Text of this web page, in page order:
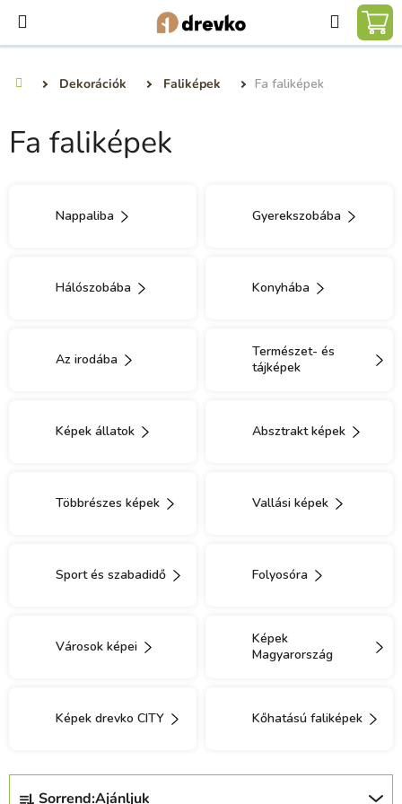
fő
Dekorációk Faliképek Fa faliképek
Fa faliképek
Nappaliba Gyerekszobába
Hálószobába Konyhába
Az irodába
Természet- és
tájképek
Képek állatok Absztrakt képek
Többrészes képek Vallási képek
Sport és szabadidő Folyosóra
Városok képei
Képek
Magyarország
Képek drevko CITY Kőhatású faliképek
T
Sorrend:Ajánljuk